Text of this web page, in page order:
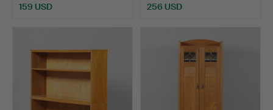
159 USD 256 USD